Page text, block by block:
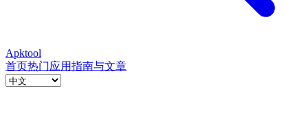
Apktool
首页热门应用指南与文章